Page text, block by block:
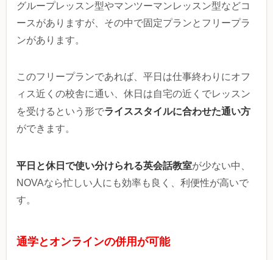
グループレッスン型やマンツーマンレッスン型などコ
ースがありますが、その中で固定プランとフリープラ
ンがあります。
このフリープランであれば、平日は仕事終わりにオフ
ィス近くの校舎に通い、休日は自宅の近くでレッスン
を受けるという形でライススタイルに合わせた通い方
ができます。
平日と休日で使い分けられる英会話教室が少ない中、
NOVAなら忙しい人にも効率も良く、利便性が高いで
す。
通学とオンラインの併用が可能